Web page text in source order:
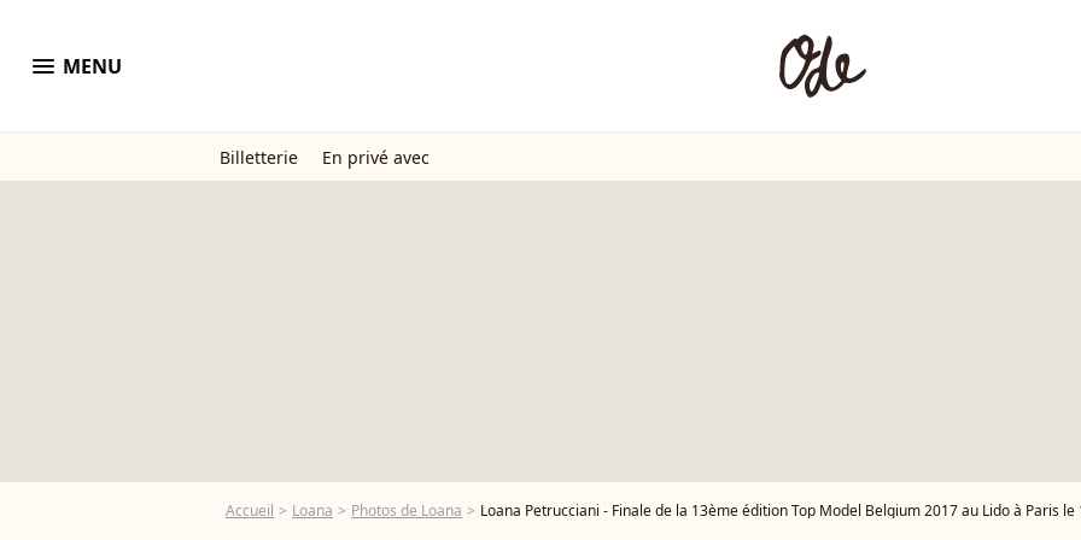
menu MENU
Billetterie En privé avec
Accueil Loana Photos de Loana Loana Petrucciani - Finale de la 13ème édition Top Model Belgium 2017 au Lido à Paris le 18